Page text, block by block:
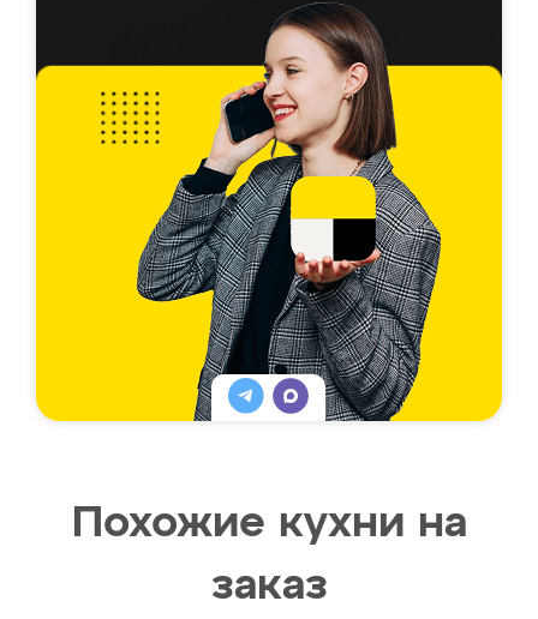
Похожие кухни на
заказ